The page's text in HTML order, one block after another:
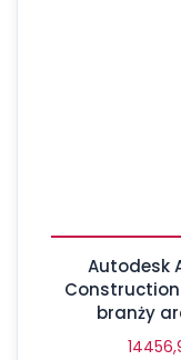
Autodesk
Construction
branży